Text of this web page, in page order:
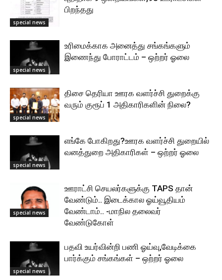
special news
பிறந்தது
special news
உரிமைக்காக அனைத்து சங்கங்களும்
இணைந்து போராட்டம் – ஒற்றர் ஓலை
special news
திசை தெரியா ஊரக வளர்ச்சி துறைக்கு
வரும் குரூப் 1 அதிகாரிகளின் நிலை?
special news
எங்கே போகிறது?ஊரக வளர்ச்சி துறையில்
வனத்துறை அதிகாரிகள் – ஒற்றர் ஓலை
special news
ஊராட்சி செயலர்களுக்கு TAPS தான்
வேண்டும்.. இடைக்கால ஓய்வூதியம்
வேண்டாம்.. -மாநில தலைவர்
வேண்டுகோள்
special news
பதவி உயர்வின்றி பணி ஓய்வு,வேடிக்கை
பார்க்கும் சங்கங்கள் – ஒற்றர் ஓலை